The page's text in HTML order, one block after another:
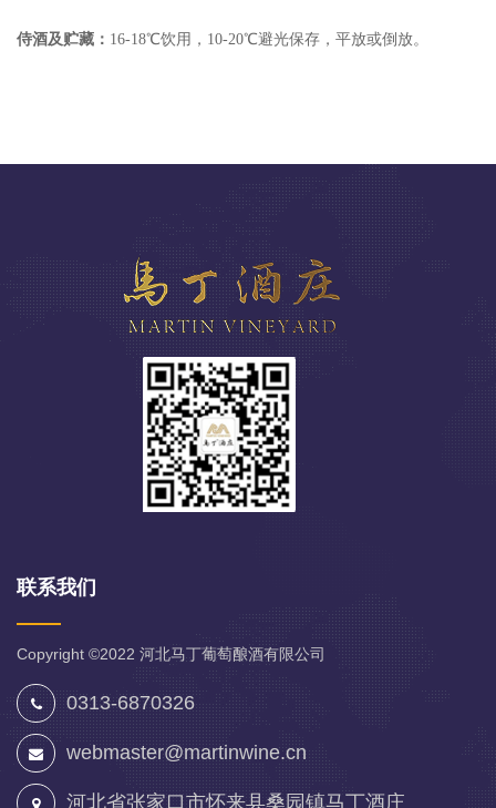
侍酒及贮藏： 16-18℃饮用，10-20℃避光保存，平放或倒放。
联系我们
Copyright ©2022 河北马丁葡萄酿酒有限公司
0313-6870326
webmaster@martinwine.cn
河北省张家口市怀来县桑园镇马丁酒庄